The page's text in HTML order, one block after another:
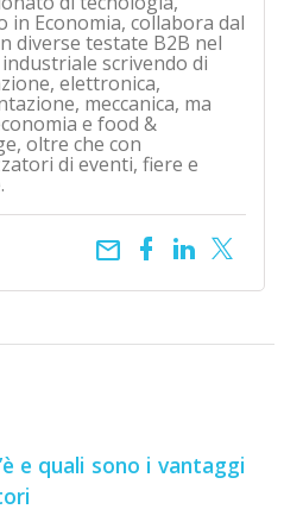
in Economia, collabora dal
diverse testate B2B nel
scrivendo di
elettronica,
meccanica, ma
e food &
oltre che con
di eventi, fiere e
email
e quali sono i vantaggi